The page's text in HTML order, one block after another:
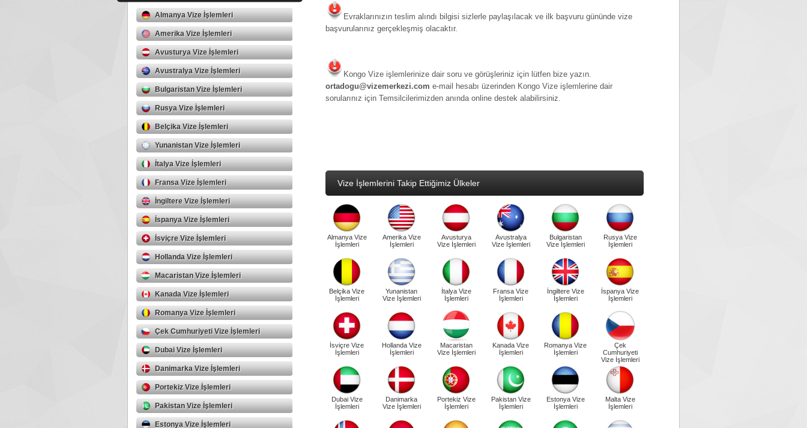
Almanya Vize İşlemleri
Amerika Vize İşlemleri
Avusturya Vize İşlemleri
Avustralya Vize İşlemleri
Bulgaristan Vize İşlemleri
Rusya Vize İşlemleri
Belçika Vize İşlemleri
Yunanistan Vize İşlemleri
İtalya Vize İşlemleri
Fransa Vize İşlemleri
İngiltere Vize İşlemleri
İspanya Vize İşlemleri
İsviçre Vize İşlemleri
Hollanda Vize İşlemleri
Macaristan Vize İşlemleri
Kanada Vize İşlemleri
Romanya Vize İşlemleri
Çek Cumhuriyeti Vize İşlemleri
Dubai Vize İşlemleri
Danimarka Vize İşlemleri
Portekiz Vize İşlemleri
Pakistan Vize İşlemleri
Estonya Vize İşlemleri
Evraklarınızın teslim alındı bilgisi sizlerle paylaşılacak ve ilk başvuru gününde vize
başvurularınız gerçekleşmiş olacaktır.
Kongo Vize işlemlerinize dair soru ve görüşleriniz için lütfen bize yazın.
ortadogu@vizemerkezi.com e-mail hesabı üzerinden Kongo Vize işlemlerine dair
sorularınız için Temsilcilerimizden anında online destek alabilirsiniz.
Vize İşlemlerini Takip Ettiğimiz Ülkeler
Almanya Vize
İşlemleri
Amerika Vize
İşlemleri
Avusturya
Vize İşlemleri
Avustralya
Vize İşlemleri
Bulgaristan
Vize İşlemleri
Rusya Vize
İşlemleri
Belçika Vize
İşlemleri
Yunanistan
Vize İşlemleri
İtalya Vize
İşlemleri
Fransa Vize
İşlemleri
İngiltere Vize
İşlemleri
İspanya Vize
İşlemleri
İsviçre Vize
İşlemleri
Hollanda Vize
İşlemleri
Macaristan
Vize İşlemleri
Kanada Vize
İşlemleri
Romanya Vize
İşlemleri
Çek
Cumhuriyeti
Vize İşlemleri
Dubai Vize
İşlemleri
Danimarka
Vize İşlemleri
Portekiz Vize
İşlemleri
Pakistan Vize
İşlemleri
Estonya Vize
İşlemleri
Malta Vize
İşlemleri